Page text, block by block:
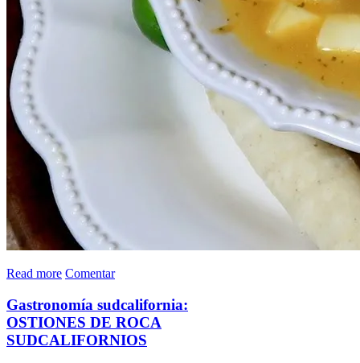
Read more Comentar
Gastronomía sudcalifornia:
OSTIONES DE ROCA
SUDCALIFORNIOS